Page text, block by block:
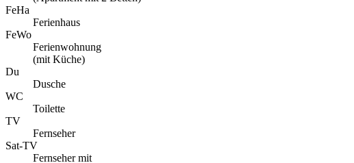
FeHa
Ferienhaus
FeWo
Ferienwohnung
(mit Küche)
Du
Dusche
WC
Toilette
TV
Fernseher
Sat-TV
Fernseher mit